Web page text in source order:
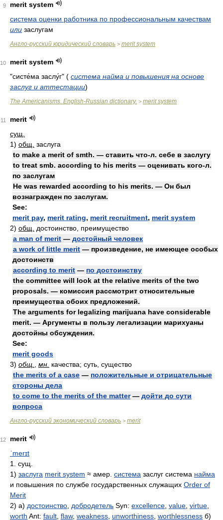
9
merit system
система оценки работника по профессиональным качествам
или заслугам
Англо-русский юридический словарь > merit system
10
merit system
"систе́ма заслу́г" ( система найма и повышения на основе
заслуг и аттестации)
The Americanisms. English-Russian dictionary. > merit system
11
merit
сущ.
1) общ. заслуга
to make a merit of smth. — ставить что-л. себе в заслугу
to treat smb. according to his merits — оценивать кого-л.
по заслугам
He was rewarded according to his merits. — Он был
вознагражден по заслугам.
See:
merit pay, merit rating, merit recruitment, merit system
2) общ.
достоинство, преимущество
a man of merit — достойный человек
a work of little merit — произведение, не имеющее особых
достоинств
according to merit — по достоинству
the committee will look at the relative merits of the two
proposals. — комиссия рассмотрит относительные
преимущества обоих предложений.
The arguments for legalizing marijuana have considerable
merit. — Аргументы в пользу легализации марихуаны
достойны обсуждения.
See:
merit goods
3) общ. мн. качества; суть, существо
the merits of a case — положительные и отрицательные
стороны дела
to come to the merits of the matter— дойти до сути
вопроса
Англо-русский экономический словарь > merit
12
merit
ˈmerɪt
1. сущ.
1) заслуга merit system ≈ амер. система заслуг система найма
и повышения по службе государственных служащих Order of
Merit
2) а) достоинство добродетель Syn: excellence value virtue
worth Ant: fault flaw, weakness unworthiness worthlessness б)